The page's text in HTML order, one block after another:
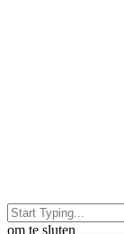
om te sluten